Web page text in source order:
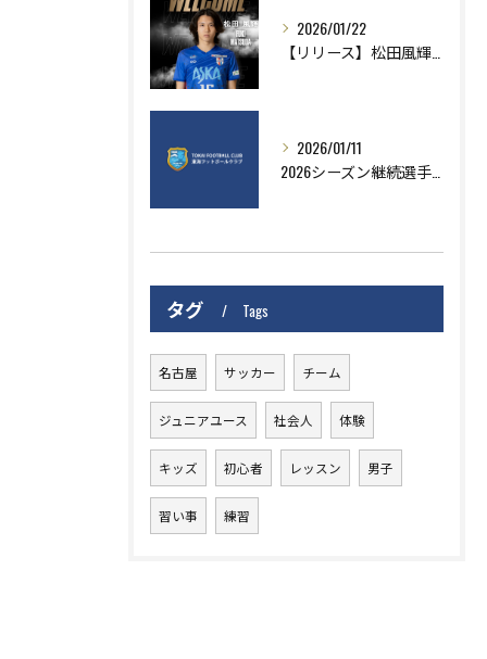
2026/01/22
【リリース】松田風輝選手AS刈谷より移籍加入のお知らせ
2026/01/11
2026シーズン継続選手のお知らせ
タグ Tags
名古屋 サッカー チーム
ジュニアユース 社会人 体験
キッズ 初心者 レッスン 男子
習い事 練習